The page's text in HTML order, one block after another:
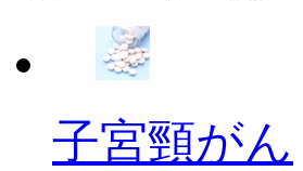
子宮頸がん